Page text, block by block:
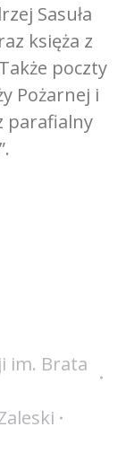
Sasuła
księża z
poczty
Pożarnej i
parafialny
im. Brata